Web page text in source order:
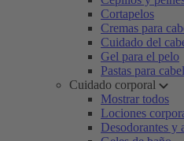
Cortapelos
Cremas para
Cuidado del
Gel para el pelo
Pastas para
Cuidado corporal
Mostrar todos
Lociones
Desodorantes y